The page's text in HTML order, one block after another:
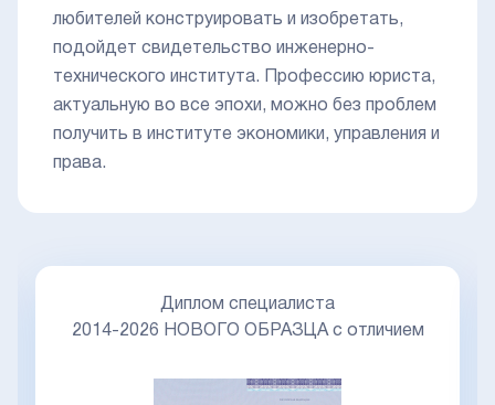
любителей конструировать и изобретать,
подойдет свидетельство инженерно-
технического института. Профессию юриста,
актуальную во все эпохи, можно без проблем
получить в институте экономики, управления и
права.
Диплом специалиста
2014-2026 НОВОГО ОБРАЗЦА с отличием